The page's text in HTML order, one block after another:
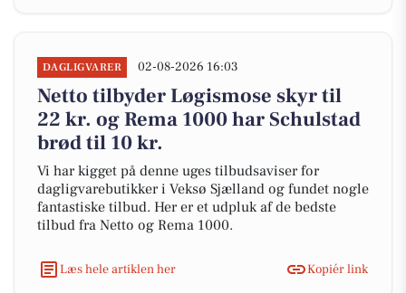
DAGLIGVARER 02-08-2026 16:03
Netto tilbyder Løgismose skyr til
22 kr. og Rema 1000 har Schulstad
brød til 10 kr.
Vi har kigget på denne uges tilbudsaviser for
dagligvarebutikker i Veksø Sjælland og fundet nogle
fantastiske tilbud. Her er et udpluk af de bedste
tilbud fra Netto og Rema 1000.
Læs hele artiklen her Kopiér link